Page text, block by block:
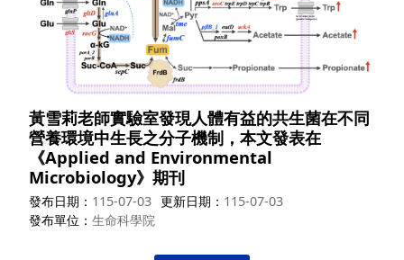
黃雪莉老師實驗室發現人體有益的共生菌在不同
營養環境中生長之分子機制，本文發表在
《Applied and Environmental
Microbiology》期刊
發布日期 115-07-03 更新日期
115-07-03
發布單位
生命科學院